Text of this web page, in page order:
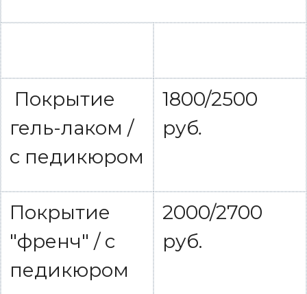
Покрытие
гель-лаком /
с педикюром
1800/2500
руб.
Покрытие
"френч" / с
педикюром
2000/2700
руб.